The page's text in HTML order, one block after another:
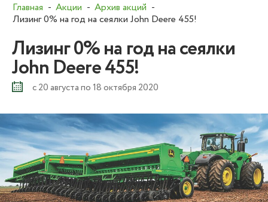
Главная Акции
Архив акций
Лизинг 0% на год на сеялки John Deere 455!
Лизинг 0% на год на сеялки
John Deere 455!
с 20 августа по 18 октября 2020